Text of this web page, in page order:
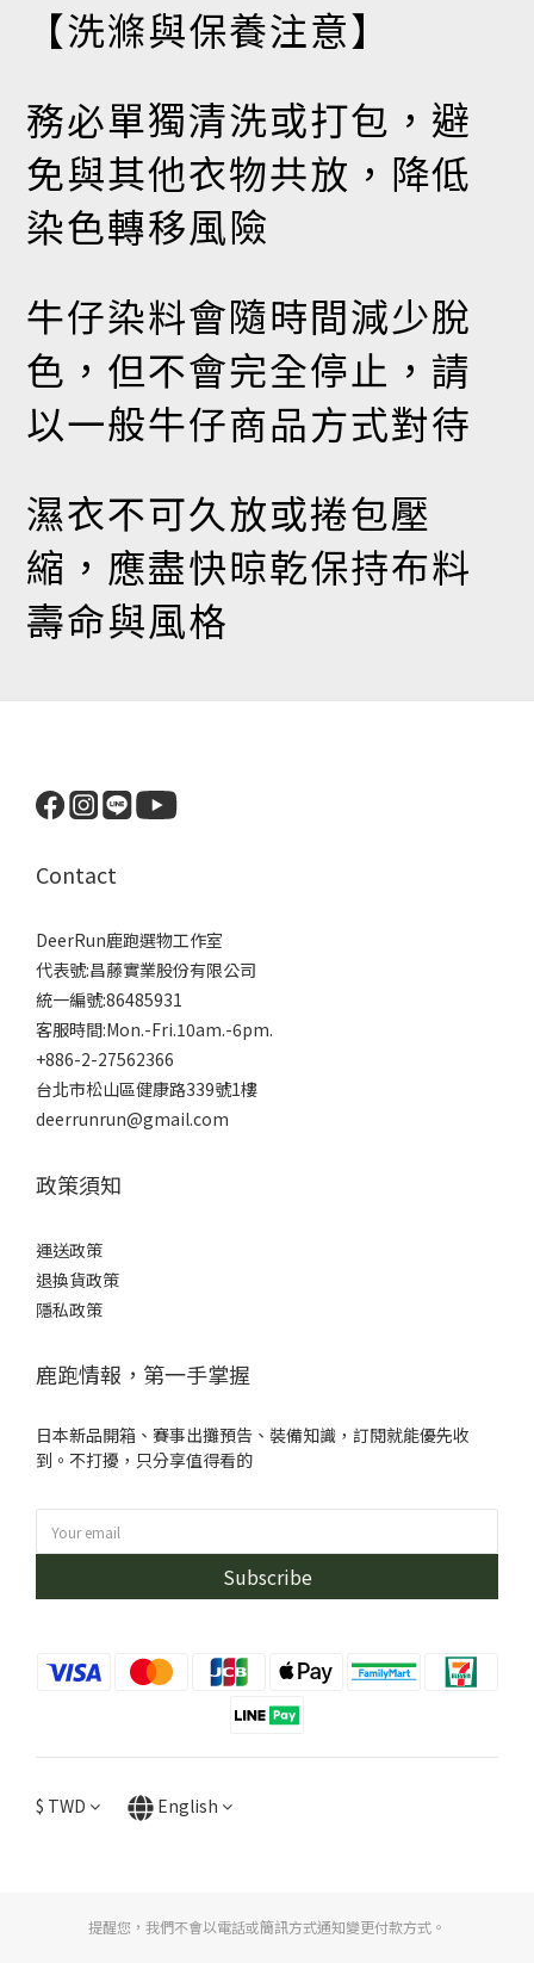
【洗滌與保養注意】
務必單獨清洗或打包，避
免與其他衣物共放，降低
染色轉移風險
牛仔染料會隨時間減少脫
色，但不會完全停止，請
以一般牛仔商品方式對待
濕衣不可久放或捲包壓
縮，應盡快晾乾保持布料
壽命與風格
Contact
DeerRun鹿跑選物工作室
代表號:昌藤實業股份有限公司
統一編號:86485931
客服時間:Mon.-Fri.10am.-6pm.
+886-2-27562366
台北市松山區健康路339號1樓
deerrunrun@gmail.com
政策須知
運送政策
退換貨政策
隱私政策
鹿跑情報，第一手掌握
日本新品開箱、賽事出攤預告、裝備知識，訂閱就能優先收
到。不打擾，只分享值得看的
Subscribe
$ TWD English
提醒您，我們不會以電話或簡訊方式通知變更付款方式。